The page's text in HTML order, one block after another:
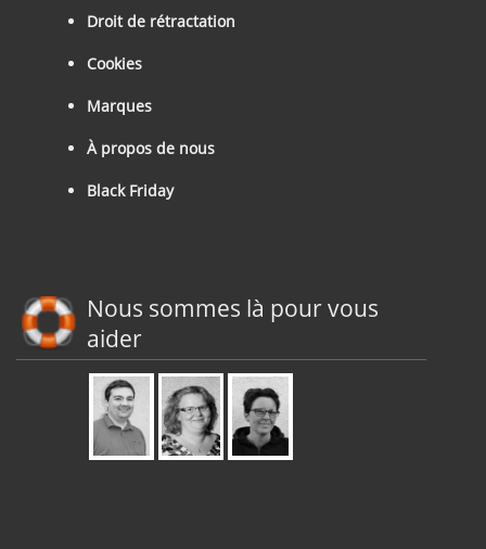
Droit de rétractation
Cookies
Marques
À propos de nous
Black Friday
Nous sommes là pour vous
aider